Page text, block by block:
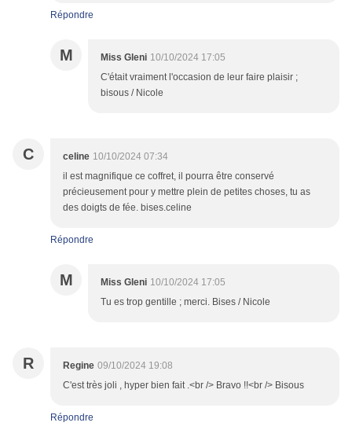
Répondre
M Miss Gleni 10/10/2024 17:05
C'était vraiment l'occasion de leur faire plaisir ;
bisous / Nicole
C celine 10/10/2024 07:34
il est magnifique ce coffret, il pourra être conservé
précieusement pour y mettre plein de petites choses, tu as
des doigts de fée. bises.celine
Répondre
M Miss Gleni 10/10/2024 17:05
Tu es trop gentille ; merci. Bises / Nicole
R Regine 09/10/2024 19:08
C'est très joli , hyper bien fait .<br /> Bravo !!<br /> Bisous
Répondre